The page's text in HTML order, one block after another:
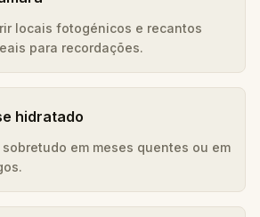
locais fotogénicos e recantos
para recordações.
hidratado
em meses quentes ou em